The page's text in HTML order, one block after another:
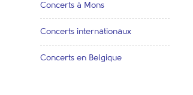
Concerts à Mons
Concerts internationaux
Concerts en Belgique